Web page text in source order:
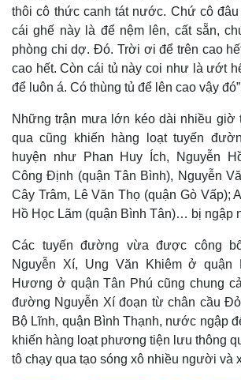
Multimedia
thôi cô thức canh tát nước. Chứ cô
cái ghế này là để nệm lên, cất sẵn,
phòng chi dợ. Đó. Trời ơi để trên cao
cao hết. Còn cái tủ này coi như là ướt
để luôn á. Có thùng tủ để lên cao vậy
Những trận mưa lớn kéo dài nhiều giờ
qua cũng khiến hàng loạt tuyến
huyện như Phan Huy Ích, Nguyễn
Công Định (quận Tân Bình), Nguyễn
Cây Trâm, Lê Văn Thọ (quận Gò Vấp);
Hồ Học Lãm (quận Bình Tân)… bị ngập
Các tuyến đường vừa được công
Nguyễn Xí, Ung Văn Khiêm ở quận
Hương ở quận Tân Phú cũng chung
đường Nguyễn Xí đoạn từ chân cầu
Bộ Lĩnh, quận Bình Thạnh, nước ngập
khiến hàng loạt phương tiện lưu thông
tô chạy qua tạo sóng xô nhiều người và